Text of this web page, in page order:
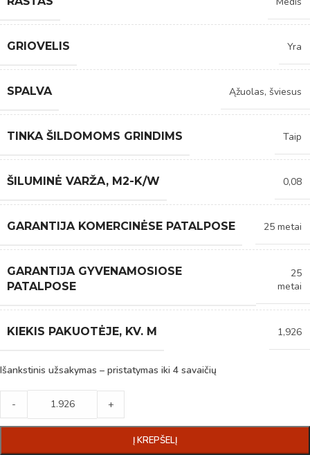
GRIOVELIS Yra
SPALVA Ąžuolas, šviesus
TINKA ŠILDOMOMS GRINDIMS Taip
ŠILUMINĖ VARŽA, M2-K/W 0,08
GARANTIJA KOMERCINĖSE PATALPOSE 25 metai
GARANTIJA GYVENAMOSIOSE
PATALPOSE
25
metai
KIEKIS PAKUOTĖJE, KV. M 1,926
Išankstinis užsakymas – pristatymas iki 4 savaičių
- +
Į KREPŠELĮ